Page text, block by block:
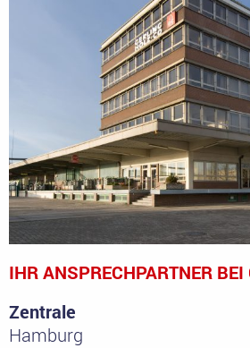
IHR ANSPRECHPARTNER BEI
Zentrale
Hamburg